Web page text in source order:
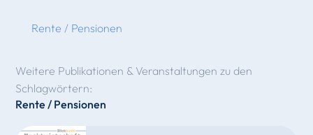
Rente / Pensionen
Weitere Publikationen & Veranstaltungen zu den
Schlagwörtern:
Rente / Pensionen